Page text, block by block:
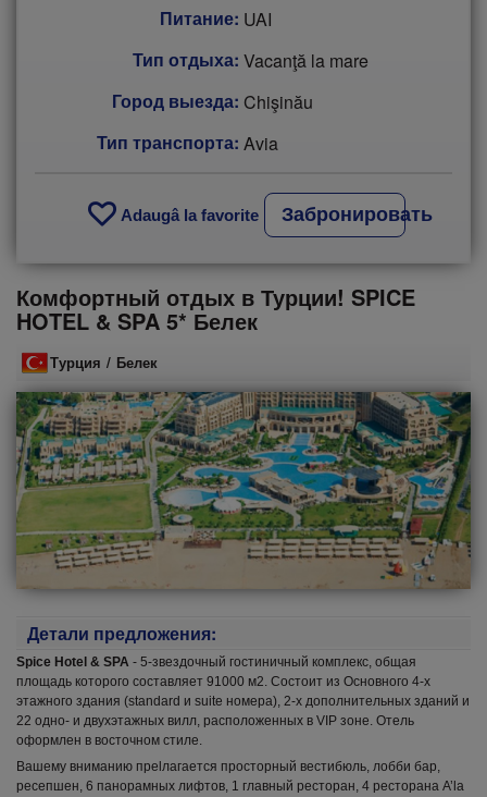
Питание: UAI
Тип отдыха: Vacanţă la mare
Город выезда: Chişinău
Тип транспорта: Avia
Adaugâ la favorite Забронировать
Комфортный отдых в Турции! SPICE
HOTEL & SPA 5* Белек
Турция / Белек
Детали предложения:
Spice Hotel & SPA - 5-звездочный гостиничный комплекс, общая
площадь которого составляет 91000 м2. Состоит из Основного 4-х
этажного здания (standard и suite номера), 2-х дополнительных зданий и
22 одно- и двухэтажных вилл, расположенных в VIP зоне. Отель
оформлен в восточном стиле.
Вашему вниманию преlлагается просторный вестибюль, лобби бар,
ресепшен, 6 панорамных лифтов, 1 главный ресторан, 4 ресторана A’la